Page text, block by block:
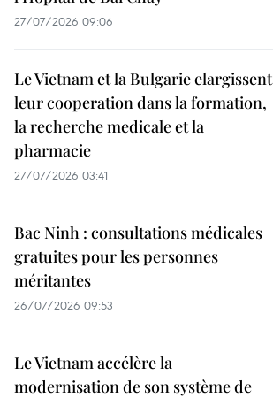
27/07/2026 09:06
Le Vietnam et la Bulgarie elargissent
leur cooperation dans la formation,
la recherche medicale et la
pharmacie
27/07/2026 03:41
Bac Ninh : consultations médicales
gratuites pour les personnes
méritantes
26/07/2026 09:53
Le Vietnam accélère la
modernisation de son système de